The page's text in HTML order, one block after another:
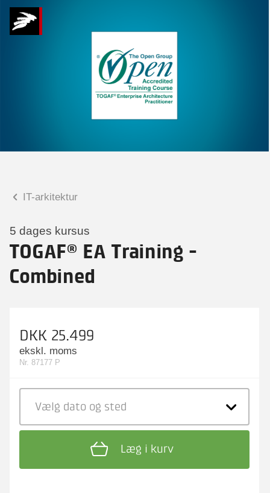
IT-arkitektur
5 dages kursus
TOGAF® EA Training -
Combined
DKK 25.499
ekskl. moms
Nr. 87177 P
Vælg dato og sted
Læg i kurv
Praktiske spørgsmål
afholdelsessted m.m.
Malene Kjærsgaard
Hvad kan vi hjælpe
dig med?